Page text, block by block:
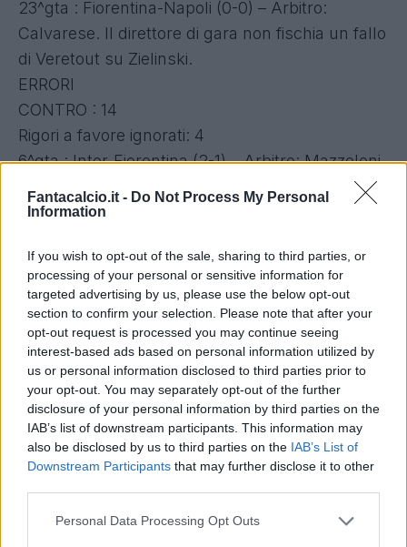
Fantacalcio.it - Do Not Process My Personal
Information
If you wish to opt-out of the sale, sharing to third parties, or
processing of your personal or sensitive information for
targeted advertising by us, please use the below opt-out
section to confirm your selection. Please note that after your
opt-out request is processed you may continue seeing
interest-based ads based on personal information utilized by
us or personal information disclosed to third parties prior to
your opt-out. You may separately opt-out of the further
disclosure of your personal information by third parties on the
IAB’s list of downstream participants. This information may
also be disclosed by us to third parties on the IAB’s List of
Downstream Participants that may further disclose it to other
Personal Data Processing Opt Outs
23^gta : Fiorentina-Napoli (0-0) – Arbitro:
Calvarese. Il direttore di gara non fischia un fallo
di Veretout su Zielinski.
ERRORI
CONTRO : 14
Rigori a favore ignorati: 4
6^gta : Inter-Fiorentina (2-1) – Arbitro: Mazzoleni.
Il contatto Politano-Chiesa in area neroazzurra
poteva essere sanzionato con un penalty.
Acerbi al '44 tocca Simeone, ci puo' stare il
rigore, ma Orsato è convinto del contrario.
10^gta : Torino-Fiorentina (1-0) – Arbitro:
Fabbri.Manca un penalty anche alla Fiorentina
per un mani in area del Torino, che scatenano le
proteste di Simeone.
19^gta : Genoa-Fiorentina (0-0) – Arbitro: Massa.
Al '23 della ripresa l'episodio che fa infuriare la
Fiorentina (espulso Pioli). Il pallone crossato da
Chiesa sbatte prima sul piede e poi sul braccio
molto largo di Veloso. Dubbi.